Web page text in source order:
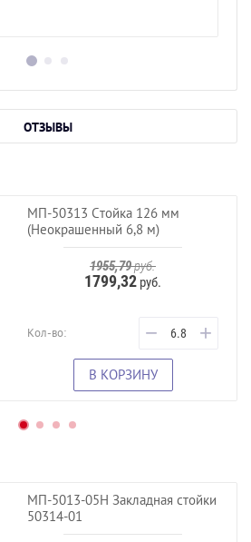
ОТЗЫВЫ
МП-50313 Стойка 126 мм
(Неокрашенный 6,8 м)
1955,79руб.
1799,32 руб.
Кол-во: − +
В КОРЗИНУ
МП-5013-05Н Закладная стойки
50314-01